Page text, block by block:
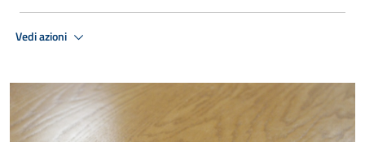
Vedi azioni